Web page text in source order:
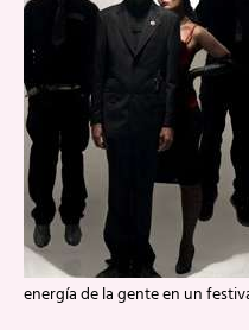
energía de la gente en un